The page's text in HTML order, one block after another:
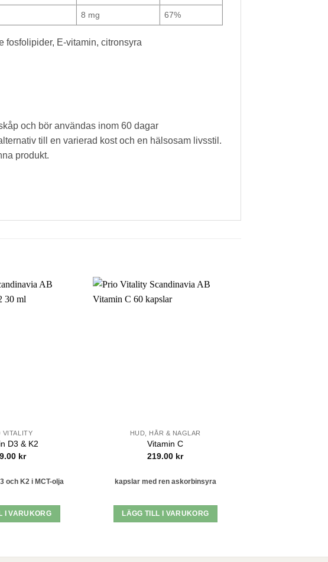
8 mg 67%
fosfolipider, E-vitamin, citronsyra
och bör användas inom 60 dagar
till en varierad kost och en hälsosam livsstil.
produkt.
VITALITY
D3 & K2
kr
och K2 i MCT-olja
I VARUKORG
HUD, HÅR & NAGLAR
Vitamin C
219.00 kr
kapslar med ren askorbinsyra
LÄGG TILL I VARUKORG